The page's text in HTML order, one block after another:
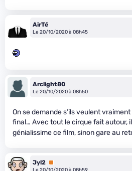
AirTé
Le 20/10/2020 à 08h45
Arclight80
Le 20/10/2020 à 08h50
On se demande s’ils veulent
final… Avec tout le cirque fait autour,
génialissime ce film, sinon gare au
Jyl2 Premium